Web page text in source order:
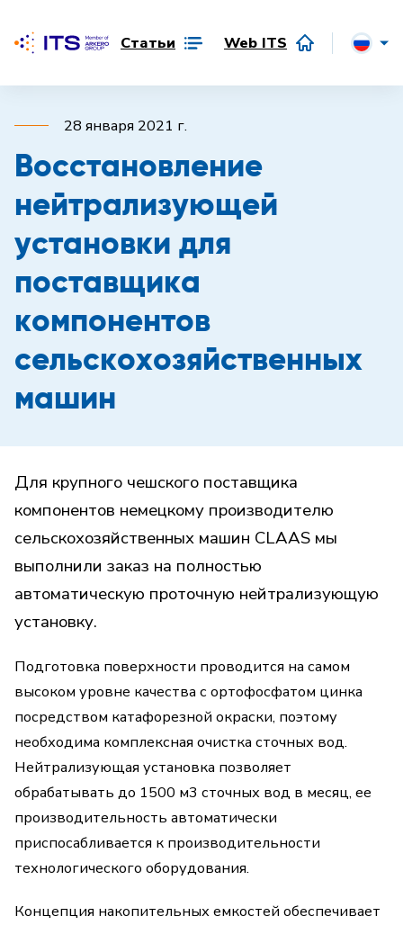
Статьи Web ITS
28 января 2021 г.
Восстановление
нейтрализующей
установки для
поставщика
компонентов
сельскохозяйственных
машин
Для крупного чешского поставщика
компонентов немецкому производителю
сельскохозяйственных машин CLAAS мы
выполнили заказ на полностью
автоматическую проточную нейтрализующую
установку.
Подготовка поверхности проводится на самом
высоком уровне качества с ортофосфатом цинка
посредством катафорезной окраски, поэтому
необходима комплексная очистка сточных вод.
Нейтрализующая установка позволяет
обрабатывать до 1500 м3 сточных вод в месяц, ее
производительность автоматически
приспосабливается к производительности
технологического оборудования.
Концепция накопительных емкостей обеспечивает